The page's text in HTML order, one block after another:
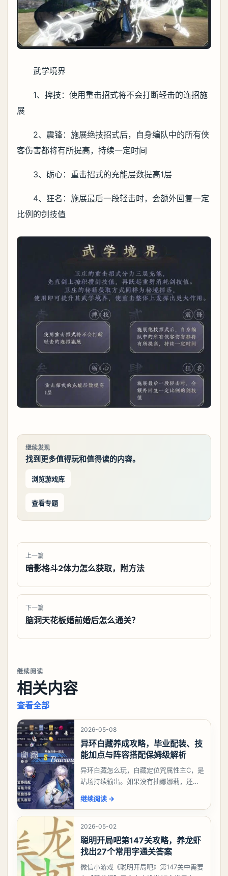
武学境界
1、捭技：使用重击招式将不会打断轻击的连招施
展
2、震锋：施展绝技招式后，自身编队中的所有侠
客伤害都将有所提高，持续一定时间
3、砺心：重击招式的充能层数提高1层
4、狂名：施展最后一段轻击时，会额外回复一定
比例的剑技值
继续发现
找到更多值得玩和值得读的内容。
浏览游戏库
查看专题
上一篇
暗影格斗2体力怎么获取，附方法
下一篇
脑洞天花板婚前婚后怎么通关？
继续阅读
相关内容
查看全部
2026-05-08
异环白藏养成攻略，毕业配装、技
能加点与阵容搭配保姆级解析
异环白藏怎么玩，白藏定位咒属性主C，是
站场持续输出。如果没有抽娜娜莉，还没
有娜娜莉缺另外一个二队C想打深渊也可以
考虑养个白藏
继续阅读 →
2026-05-02
聪明开局吧第147关攻略，养龙虾
找出27个常用字通关答案
微信小游戏《聪明开局吧》第147关中需要